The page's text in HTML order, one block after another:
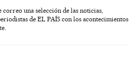
correo una selección de las noticias,
de EL PAÍS con los acontecimientos